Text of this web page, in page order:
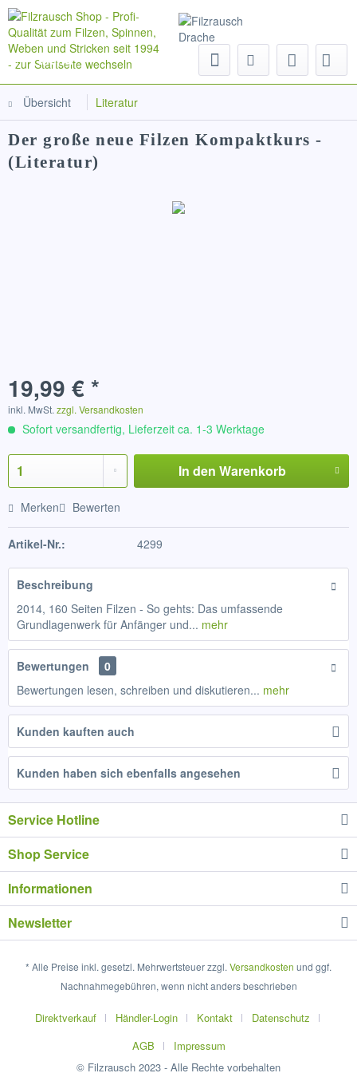
Menü
Übersicht Literatur
Der große neue Filzen Kompaktkurs -
(Literatur)
19,99 € *
inkl. MwSt. zzgl. Versandkosten
Sofort versandfertig, Lieferzeit ca. 1-3 Werktage
In den Warenkorb
Merken Bewerten
Artikel-Nr.: 4299
Beschreibung
2014, 160 Seiten Filzen - So gehts: Das umfassende
Grundlagenwerk für Anfänger und... mehr
Bewertungen
0
Bewertungen lesen, schreiben und diskutieren... mehr
Kunden kauften auch
Kunden haben sich ebenfalls angesehen
Service Hotline
Shop Service
Informationen
Newsletter
* Alle Preise inkl. gesetzl. Mehrwertsteuer zzgl. Versandkosten und ggf.
Nachnahmegebühren, wenn nicht anders beschrieben
Direktverkauf Händler-Login Kontakt
Datenschutz
AGB
Impressum
© Filzrausch 2023 - Alle Rechte vorbehalten